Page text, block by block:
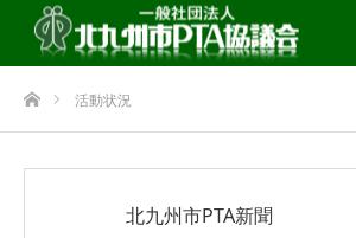
ホーム活動状況
北九州市PTA新聞